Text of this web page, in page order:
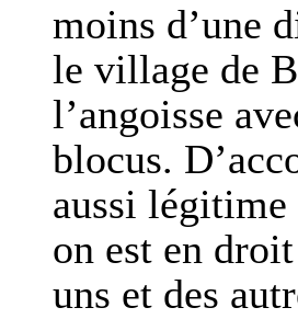
moins d’une
le village de
l’angoisse
blocus.
aussi légitime
on est en
uns et des